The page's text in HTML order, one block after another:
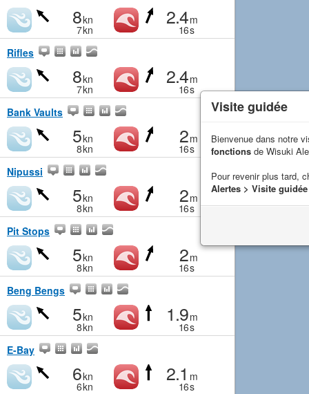
8kn
7kn
2.4m
16s
Rifles
8kn
7kn
2.4m
16s
Bank Vaults
5kn
8kn
2m
16s
Nipussi
5kn
8kn
2m
16s
Pit Stops
5kn
8kn
2m
16s
Beng Bengs
5kn
8kn
1.9m
16s
E-Bay
6kn
6kn
2.1 m
16s
Visite guidée
Bienvenue dans notre
fonctions de Wisuki
Pour revenir plus tard,
Alertes > Visite guidée